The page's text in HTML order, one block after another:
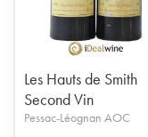
Les Hauts de Smith
Second Vin
Pessac-Léognan AOC